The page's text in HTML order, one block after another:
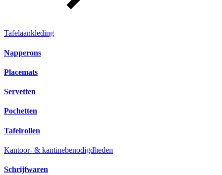
Tafelaankleding
Napperons
Placemats
Servetten
Pochetten
Tafelrollen
Kantoor- & kantinebenodigdheden
Schrijfwaren